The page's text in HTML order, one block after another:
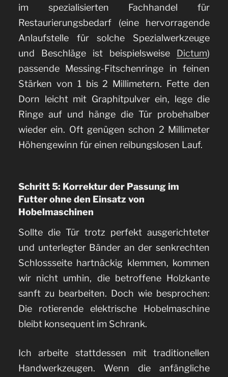
im spezialisierten Fachhandel für
Restaurierungsbedarf (eine hervorragende
Anlaufstelle für solche Spezialwerkzeuge
und Beschläge ist beispielsweise Dictum)
passende Messing-Fitschenringe in feinen
Stärken von 1 bis 2 Millimetern. Fette den
Dorn leicht mit Graphitpulver ein, lege die
Ringe auf und hänge die Tür probehalber
wieder ein. Oft genügen schon 2 Millimeter
Höhengewinn für einen reibungslosen Lauf.
Schritt 5: Korrektur der Passung im
Futter ohne den Einsatz von
Hobelmaschinen
Sollte die Tür trotz perfekt ausgerichteter
und unterlegter Bänder an der senkrechten
Schlossseite hartnäckig klemmen, kommen
wir nicht umhin, die betroffene Holzkante
sanft zu bearbeiten. Doch wie besprochen:
Die rotierende elektrische Hobelmaschine
bleibt konsequent im Schrank.
Ich arbeite stattdessen mit traditionellen
Handwerkzeugen. Wenn die anfängliche